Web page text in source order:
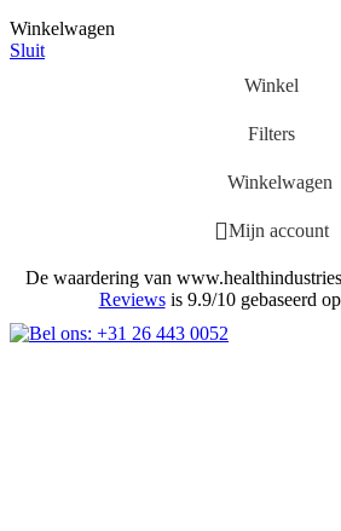
Winkelwagen
Sluit
Winkel
Filters
Winkelwagen
Mijn account
De waardering van
Reviewsis 9.9/10 gebaseerd